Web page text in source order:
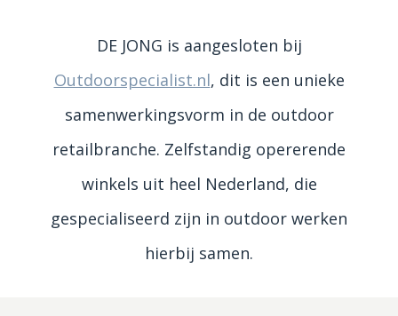
DE JONG is aangesloten bij
Outdoorspecialist.nl, dit is een unieke
samenwerkingsvorm in de outdoor
retailbranche. Zelfstandig opererende
winkels uit heel Nederland, die
gespecialiseerd zijn in outdoor werken
hierbij samen.